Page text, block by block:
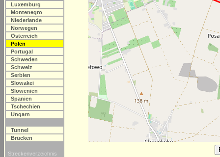
Luxemburg
Montenegro
Niederlande
Norwegen
Österreich
Polen
Portugal
Schweden
Schweiz
Serbien
Slowakei
Slowenien
Spanien
Tschechien
Ungarn
Tunnel
Brücken
Streckenverzeichnis